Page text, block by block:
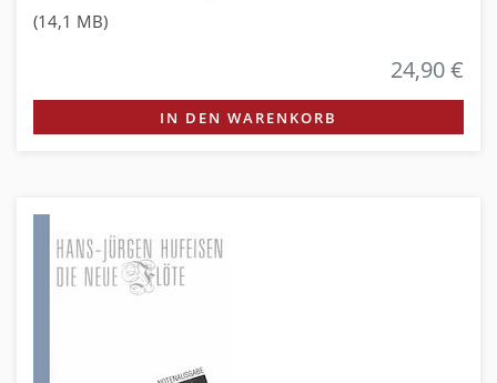
(14,1 MB)
24,90 €
IN DEN WARENKORB